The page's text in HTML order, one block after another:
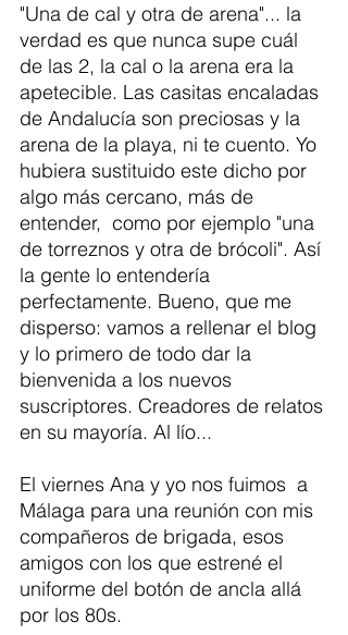
"Una de cal y otra de arena"... la
verdad es que nunca supe cuál
de las 2, la cal o la arena era la
apetecible. Las casitas encaladas
de Andalucía son preciosas y la
arena de la playa, ni te cuento. Yo
hubiera sustituido este dicho por
algo más cercano, más de
entender,  como por ejemplo "una
de torreznos y otra de brócoli". Así
la gente lo entendería
perfectamente. Bueno, que me
disperso: vamos a rellenar el blog
y lo primero de todo dar la
bienvenida a los nuevos
suscriptores. Creadores de relatos
en su mayoría. Al lío...
El viernes Ana y yo nos fuimos  a
Málaga para una reunión con mis
compañeros de brigada, esos
amigos con los que estrené el
uniforme del botón de ancla allá
por los 80s.